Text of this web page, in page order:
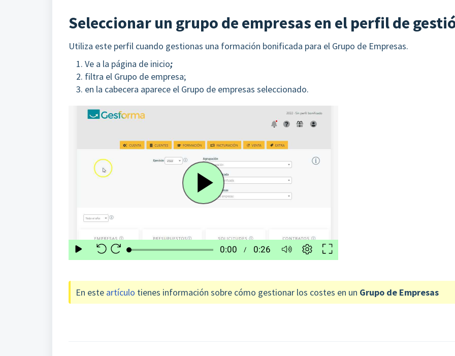
Seleccionar un grupo de empresas en el perfil de
Utiliza este perfil cuando gestionas una formación bonificada para el Grupo de Empresas.
Ve a la página de inicio;
filtra el Grupo de empresa;
en la cabecera aparece el Grupo de empresas seleccionado.
En este artículo tienes información sobre cómo gestionar los costes en un Grupo de Empresas